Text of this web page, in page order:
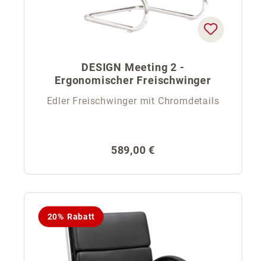
DESIGN Meeting 2 -
Ergonomischer Freischwinger
Edler Freischwinger mit Chromdetails
Regulärer Preis:
589,00 €
20% Rabatt